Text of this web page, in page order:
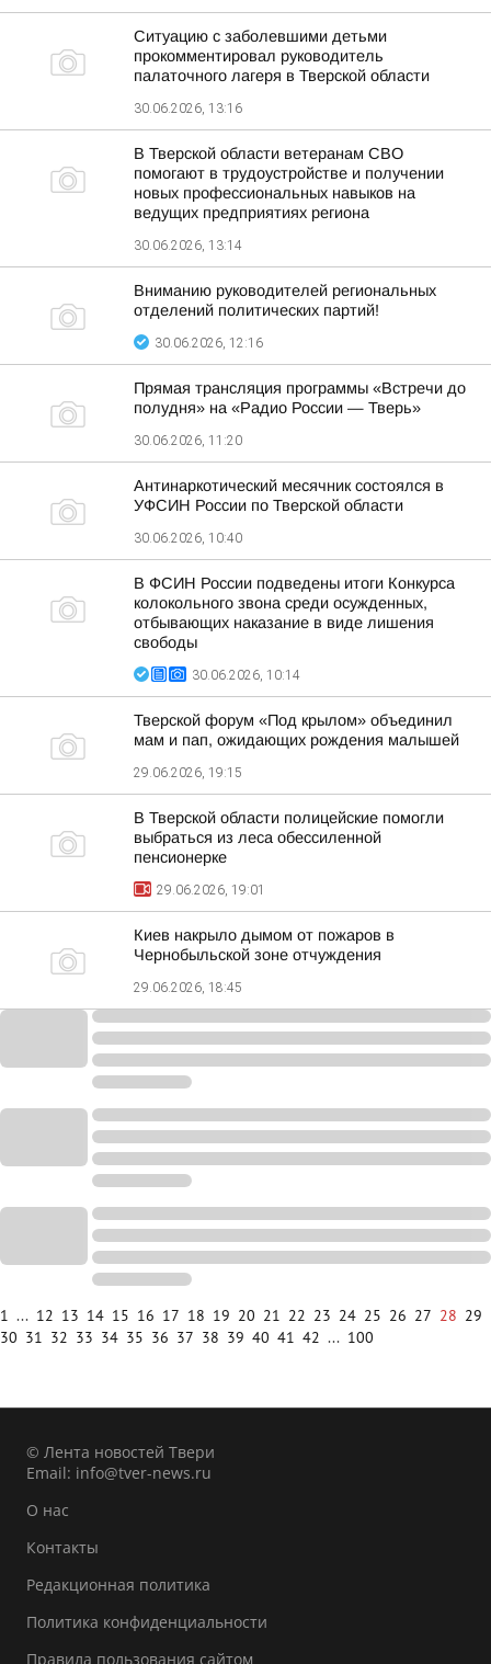
Ситуацию с заболевшими детьми
прокомментировал руководитель
палаточного лагеря в Тверской области
30.06.2026, 13:16
В Тверской области ветеранам СВО
помогают в трудоустройстве и получении
новых профессиональных навыков на
ведущих предприятиях региона
30.06.2026, 13:14
Вниманию руководителей региональных
отделений политических партий!
30.06.2026, 12:16
Прямая трансляция программы «Встречи до
полудня» на «Радио России — Тверь»
30.06.2026, 11:20
Антинаркотический месячник состоялся в
УФСИН России по Тверской области
30.06.2026, 10:40
В ФСИН России подведены итоги Конкурса
колокольного звона среди осужденных,
отбывающих наказание в виде лишения
свободы
30.06.2026, 10:14
Тверской форум «Под крылом» объединил
мам и пап, ожидающих рождения малышей
29.06.2026, 19:15
В Тверской области полицейские помогли
выбраться из леса обессиленной
пенсионерке
29.06.2026, 19:01
Киев накрыло дымом от пожаров в
Чернобыльской зоне отчуждения
29.06.2026, 18:45
1 ... 12 13 14 15 16 17 18 19 20 21 22 23 24 25 26 27 28 29
30 31 32 33 34 35 36 37 38 39 40 41 42 ... 100
© Лента новостей Твери
Email: info@tver-news.ru
О нас
Контакты
Редакционная политика
Политика конфиденциальности
Правила пользования сайтом